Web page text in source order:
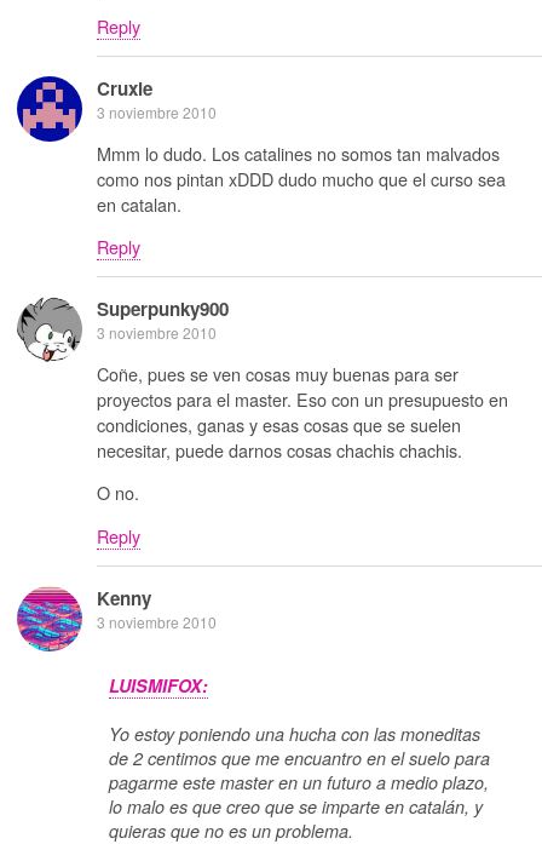
Reply
Cruxie
3 noviembre 2010
Mmm lo dudo. Los catalines no somos tan malvados
como nos pintan xDDD dudo mucho que el curso sea
en catalan.
Reply
Superpunky900
3 noviembre 2010
Coñe, pues se ven cosas muy buenas para ser
proyectos para el master. Eso con un presupuesto en
condiciones, ganas y esas cosas que se suelen
necesitar, puede darnos cosas chachis chachis.
O no.
Reply
Kenny
3 noviembre 2010
LUISMIFOX:
Yo estoy poniendo una hucha con las moneditas
de 2 centimos que me encuantro en el suelo para
pagarme este master en un futuro a medio plazo,
lo malo es que creo que se imparte en catalán, y
quieras que no es un problema.